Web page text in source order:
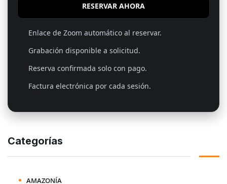
RESERVAR AHORA
Enlace de Zoom automático al reservar.
Grabación disponible a solicitud.
Reserva confirmada solo con pago.
Factura electrónica por cada sesión.
Categorías
AMAZONÍA